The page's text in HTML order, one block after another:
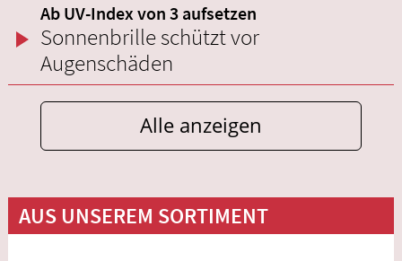
Ab UV-Index von 3 aufsetzen
Sonnenbrille schützt vor
Augenschäden
Alle anzeigen
AUS UNSEREM SORTIMENT